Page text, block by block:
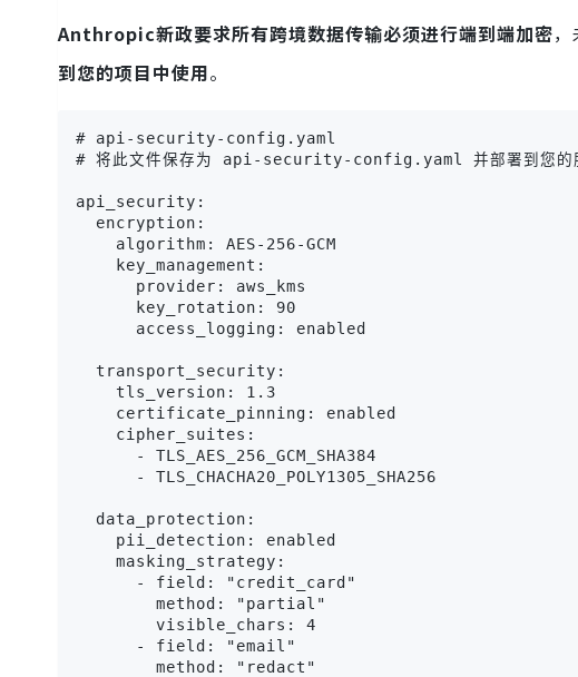
Anthropic新政要求所有跨境数据传输必须进行端到端加密
到您的项目中使用。
# api-security-config.yaml
# 将此文件保存为 api-security-config.yaml 并部署到您的
api_security:
  encryption:
    algorithm: AES-256-GCM
    key_management:
      provider: aws_kms
      key_rotation: 90
      access_logging: enabled
  transport_security:
    tls_version: 1.3
    certificate_pinning: enabled
    cipher_suites:
      - TLS_AES_256_GCM_SHA384
      - TLS_CHACHA20_POLY1305_SHA256
  data_protection:
    pii_detection: enabled
    masking_strategy:
      - field: "credit_card"
        method: "partial"
        visible_chars: 4
      - field: "email"
        method: "redact"